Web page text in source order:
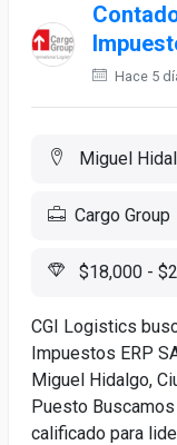
Hace 5
Miguel
Cargo Group
$18,000 -
CGI Logistics
Impuestos ERP
Miguel Hidalgo,
Puesto
calificado para